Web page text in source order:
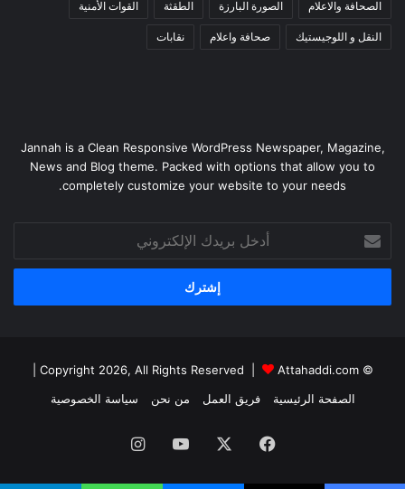
الصحافة والاعلام الصورة البارزة الطقثة القوات الأمنية
النقل و اللوجيستيك صحافة واعلام نقابات
Jannah is a Clean Responsive WordPress Newspaper, Magazine,
News and Blog theme. Packed with options that allow you to
completely customize your website to your needs.
أدخل
بريدك
الإلكتروني
© Copyright 2026, All Rights Reserved |
Attahaddi.com
الصفحة الرئيسية
فريق العمل من نحن سياسة الخصوصية
فيسبوك يوتيوب